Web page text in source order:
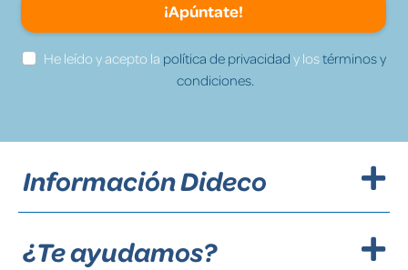
¡Apúntate!
He leído y acepto la política de privacidad y lostérminos y
condiciones.
Información Dideco
¿Te ayudamos?